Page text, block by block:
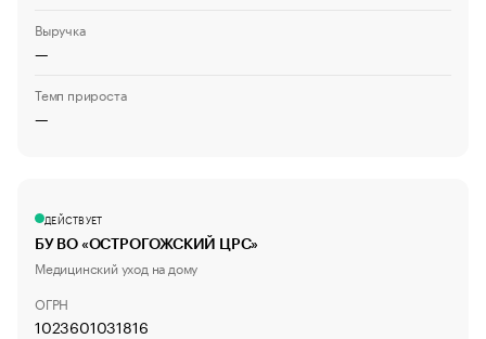
Выручка
—
Темп прироста
—
ДЕЙСТВУЕТ
БУ ВО «ОСТРОГОЖСКИЙ ЦРС»
Медицинский уход на дому
ОГРН
1023601031816